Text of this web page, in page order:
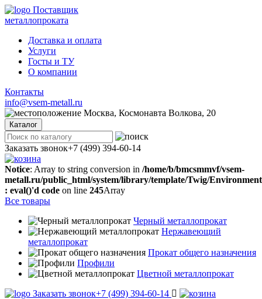
Поставщик
металлопроката
Доставка и оплата
Услуги
Госты и ТУ
О компании
Контакты
info@vsem-metall.ru
Москва, Космонавта Волкова, 20
Каталог
Заказать звонок+7 (499) 394-60-14
Notice: Array to string conversion in /home/b/bmcsmmvf/vsem-
metall.ru/public_html/system/library/template/Twig/
: eval()'d code on line 245Array
Все товары
Черный металлопрокат
Нержавеющий
металлопрокат
Прокат общего назначения
Профили
Цветной металлопрокат
Заказать звонок+7 (499) 394-60-14